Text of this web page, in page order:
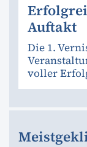
Auftakt
Die 1.
voller